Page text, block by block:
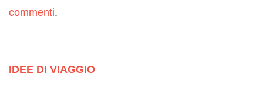
commenti.
IDEE DI VIAGGIO